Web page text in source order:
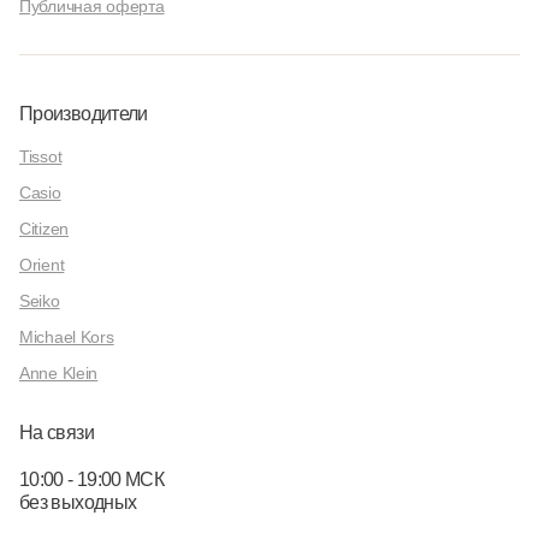
Публичная оферта
Производители
Tissot
Casio
Citizen
Orient
Seiko
Michael Kors
Anne Klein
На связи
10:00 - 19:00 МСК
без выходных